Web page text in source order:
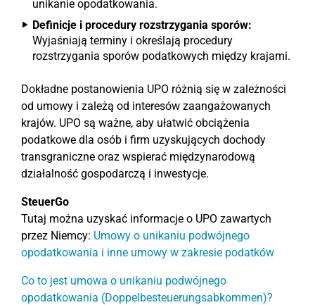
unikanie opodatkowania.
Definicje i procedury rozstrzygania sporów:
Wyjaśniają terminy i określają procedury
rozstrzygania sporów podatkowych między krajami.
Dokładne postanowienia UPO różnią się w zależności
od umowy i zależą od interesów zaangażowanych
krajów. UPO są ważne, aby ułatwić obciążenia
podatkowe dla osób i firm uzyskujących dochody
transgraniczne oraz wspierać międzynarodową
działalność gospodarczą i inwestycje.
SteuerGo
Tutaj można uzyskać informacje o UPO zawartych
przez Niemcy: Umowy o unikaniu podwójnego
opodatkowania i inne umowy w zakresie podatków
Co to jest umowa o unikaniu podwójnego
opodatkowania (Doppelbesteuerungsabkommen)?